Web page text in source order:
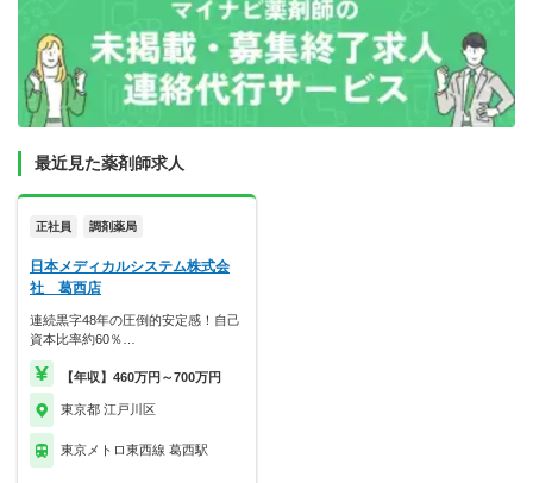
最近見た薬剤師求人
正社員 調剤薬局
日本メディカルシステム株式会
社 葛西店
連続黒字48年の圧倒的安定感！自己
資本比率約60％…
【年収】460万円～700万円
東京都 江戸川区
東京メトロ東西線 葛西駅